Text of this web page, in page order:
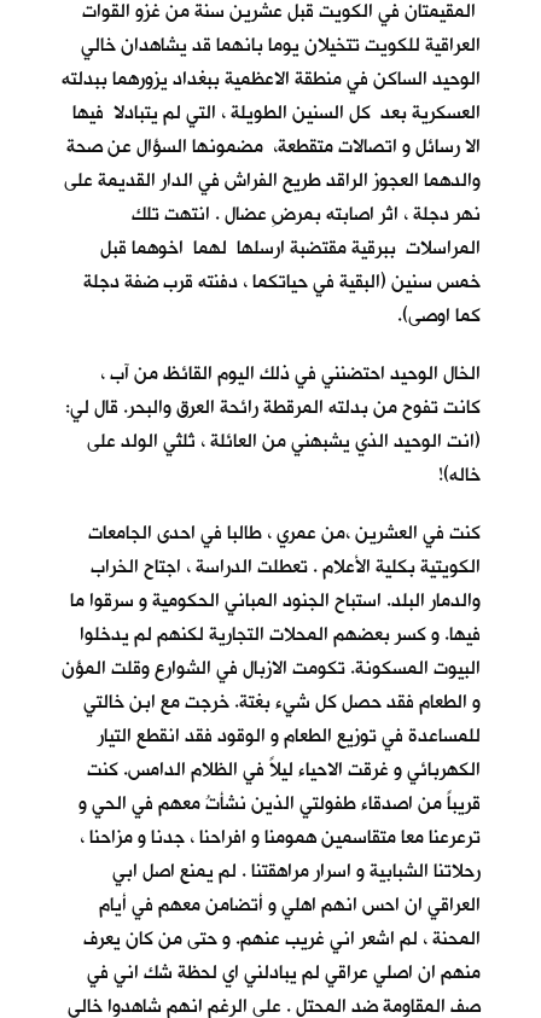
المقيمتان في الكويت قبل عشرين سنة من غزو القوات
العراقية للكويت تتخيلان يوما بانهما قد يشاهدان خالي
الوحيد الساكن في منطقة الاعظمية ببغداد يزورهما ببدلته
العسكرية بعد كل السنين الطويلة ، التي لم يتبادلا فيها
الا رسائل و اتصالات متقطعة، مضمونها السؤال عن صحة
والدهما العجوز الراقد طريح الفراش في الدار القديمة على
نهر دجلة ، اثر اصابته بمرضِ عضال . انتهت تلك
المراسلات ببرقية مقتضبة ارسلها لهما اخوهما قبل
خمس سنين (البقية في حياتكما ، دفنته قرب ضفة دجلة
كما اوصى).
الخال الوحيد احتضنني في ذلك اليوم القائظ من آب ،
كانت تفوح من بدلته المرقطة رائحة العرق والبحر. قال لي:
(انت الوحيد الذي يشبهني من العائلة ، ثلثي الولد على
خاله)!
كنت في العشرين ،من عمري ، طالبا في احدى الجامعات
الكويتية بكلية الأعلام . تعطلت الدراسة ، اجتاح الخراب
والدمار البلد. استباح الجنود المباني الحكومية و سرقوا ما
فيها. و كسر بعضهم المحلات التجارية لكنهم لم يدخلوا
البيوت المسكونة. تكومت الازبال في الشوارع وقلت المؤن
و الطعام فقد حصل كل شيء بغتة. خرجت مع ابن خالتي
للمساعدة في توزيع الطعام و الوقود فقد انقطع التيار
الكهربائي و غرقت الاحياء ليلاً في الظلام الدامس. كنت
قريباً من اصدقاء طفولتي الذين نشأتُ معهم في الحي و
ترعرعنا معا متقاسمين همومنا و افراحنا ، جدنا و مزاحنا ،
رحلاتنا الشبابية و اسرار مراهقتنا . لم يمنع اصل ابي
العراقي ان احس انهم اهلي و أتضامن معهم في أيام
المحنة ، لم اشعر اني غريب عنهم. و حتى من كان يعرف
منهم ان اصلي عراقي لم يبادلني اي لحظة شك اني في
صف المقاومة ضد المحتل . على الرغم انهم شاهدوا خالي